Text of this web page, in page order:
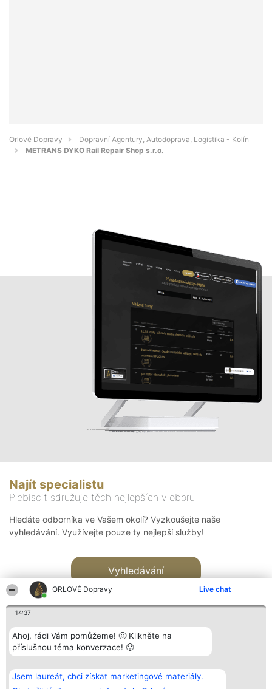
ORLOVÉ Dopravy Live chat
14:37
Ahoj, rádi Vám pomůžeme! 🙂 Klikněte na
příslušnou téma konverzace! 🙂
Jsem laureát, chci získat marketingové materiály.
Orlové Dopravy
Dopravní Agentury, Autodoprava, Logistika - Kolín
METRANS DYKO Rail Repair Shop s.r.o.
Najít specialistu
Plebiscit sdružuje těch nejlepších v oboru
Hledáte odborníka ve Vašem okolí? Vyzkoušejte naše
vyhledávání. Využívejte pouze ty nejlepší služby!
Vyhledávání
Bright Side Solutions sp. z o.
o. sp. k.
ul. Ruska 22
Vítězové
Seznam všech
laureátů
Kontakt